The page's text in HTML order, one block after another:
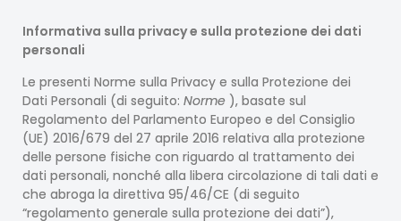
Informativa sulla privacy e sulla protezione dei dati
personali
Le presenti Norme sulla Privacy e sulla Protezione dei
Dati Personali (di seguito: Norme ), basate sul
Regolamento del Parlamento Europeo e del Consiglio
(UE) 2016/679 del 27 aprile 2016 relativa alla protezione
delle persone fisiche con riguardo al trattamento dei
dati personali, nonché alla libera circolazione di tali dati e
che abroga la direttiva 95/46/CE (di seguito
“regolamento generale sulla protezione dei dati”),